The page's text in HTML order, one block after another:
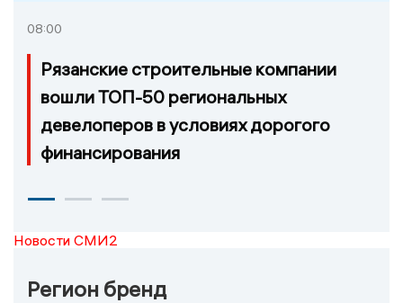
08:00
Рязанские строительные компании
вошли ТОП-50 региональных
девелоперов в условиях дорогого
финансирования
Новости СМИ2
Регион бренд